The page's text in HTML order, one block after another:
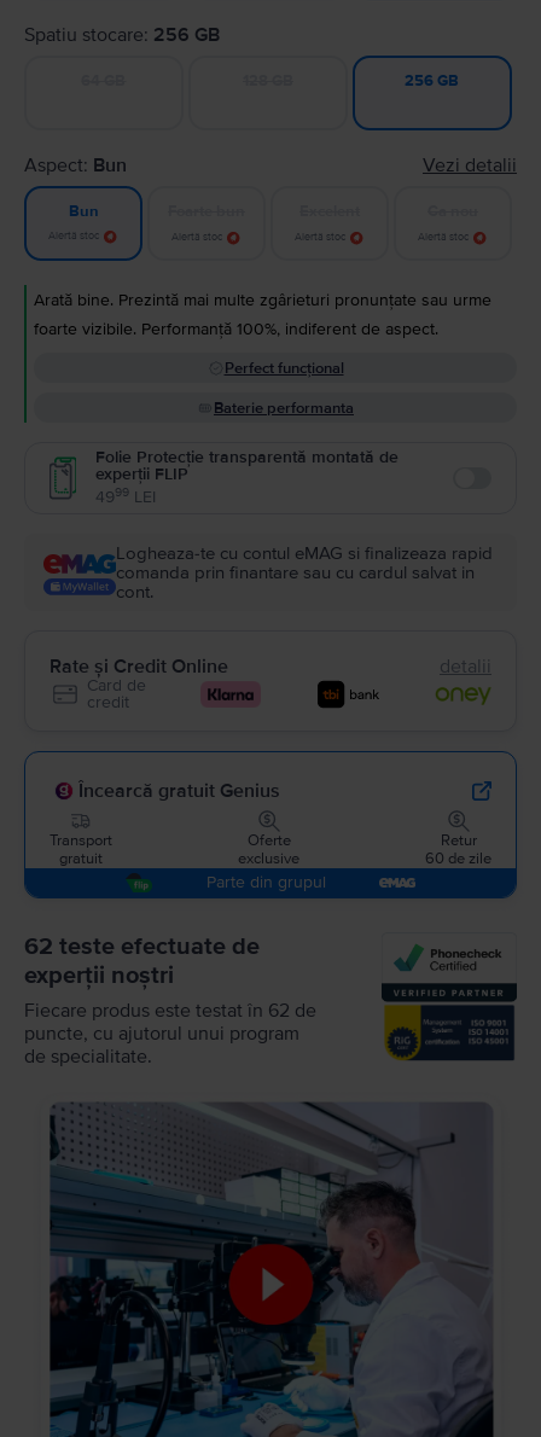
Spatiu stocare: 256 GB
256 GB
Aspect: Bun Vezi detalii
Bun
Alertă stoc Alertă stoc Alertă stoc Alertă stoc
Arată bine. Prezintă mai multe zgârieturi pronunțate sau urme
foarte vizibile. Performanță 100%, indiferent de aspect.
Perfect funcțional
Baterie performanta
Folie Protecție transparentă montată de
experții FLIP
4999 LEI
Logheaza-te cu contul eMAG si finalizeaza rapid
comanda prin finantare sau cu cardul salvat in
cont.
Rate și Credit Online detalii
Card de
credit
Încearcă gratuit Genius
Transport
gratuit
Oferte
exclusive
Retur
60 de zile
Parte din grupul
62 teste efectuate de
experții noștri
Fiecare produs este testat în 62 de
puncte, cu ajutorul unui program
de specialitate.